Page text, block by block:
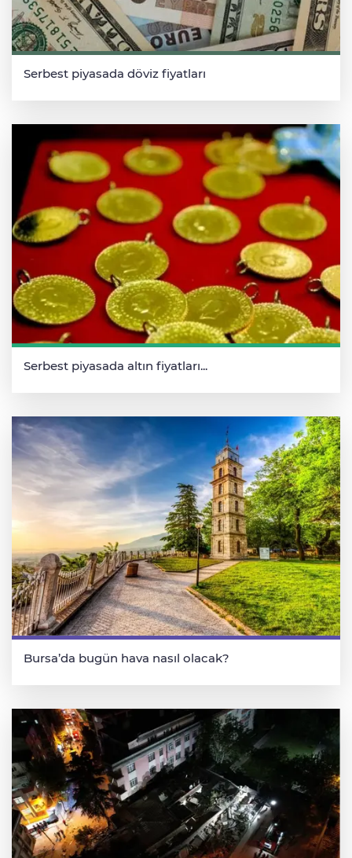
Serbest piyasada döviz fiyatları
Serbest piyasada altın fiyatları...
Bursa’da bugün hava nasıl olacak?